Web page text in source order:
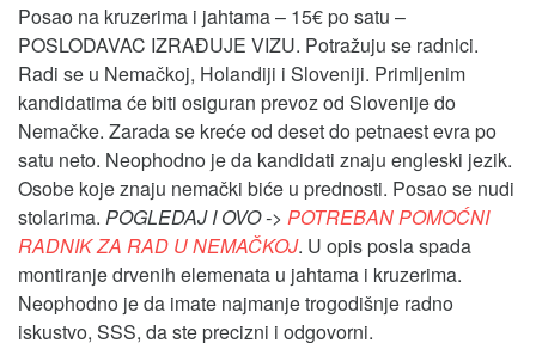
Posao na kruzerima i jahtama – 15€ po satu –
POSLODAVAC IZRAĐUJE VIZU. Potražuju se radnici.
Radi se u Nemačkoj, Holandiji i Sloveniji. Primljenim
kandidatima će biti osiguran prevoz od Slovenije do
Nemačke. Zarada se kreće od deset do petnaest evra po
satu neto. Neophodno je da kandidati znaju engleski jezik.
Osobe koje znaju nemački biće u prednosti. Posao se nudi
stolarima. POGLEDAJ I OVO -> POTREBAN POMOĆNI
RADNIK ZA RAD U NEMAČKOJ. U opis posla spada
montiranje drvenih elemenata u jahtama i kruzerima.
Neophodno je da imate najmanje trogodišnje radno
iskustvo, SSS, da ste precizni i odgovorni.